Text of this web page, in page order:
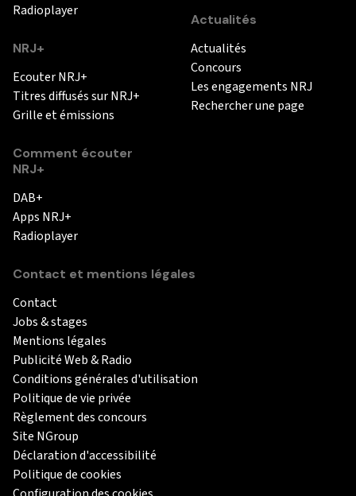
Radioplayer
NRJ+
Ecouter NRJ+
Titres diffusés sur NRJ+
Grille et émissions
Comment écouter
NRJ+
DAB+
Apps NRJ+
Radioplayer
Actualités
Actualités
Concours
Les engagements NRJ
Rechercher une page
Contact et mentions légales
Contact
Jobs & stages
Mentions légales
Publicité Web & Radio
Conditions générales d'utilisation
Politique de vie privée
Règlement des concours
Site NGroup
Déclaration d'accessibilité
Politique de cookies